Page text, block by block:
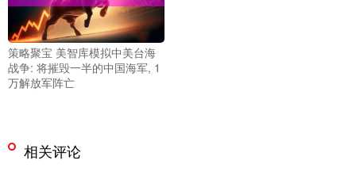
策略聚宝 美智库模拟中美台海
战争: 将摧毁一半的中国海军, 1
万解放军阵亡
相关评论